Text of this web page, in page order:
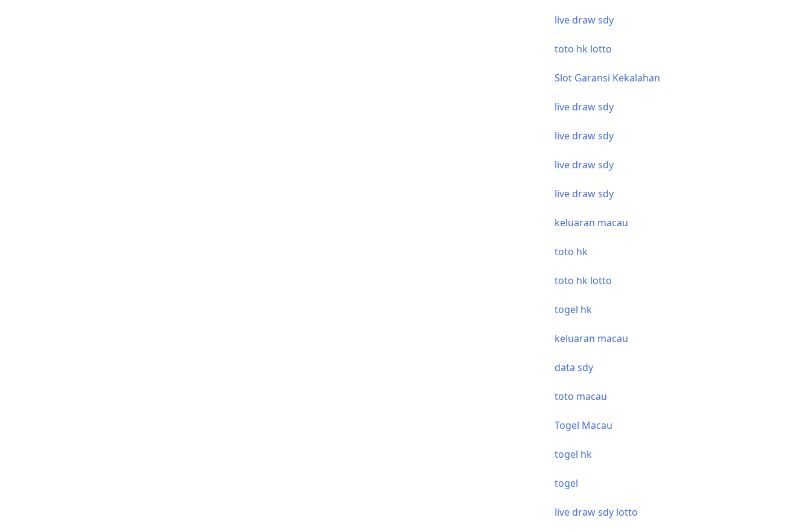
live draw sdy
toto hk lotto
Slot Garansi Kekalahan
live draw sdy
live draw sdy
live draw sdy
live draw sdy
keluaran macau
toto hk
toto hk lotto
togel hk
keluaran macau
data sdy
toto macau
Togel Macau
togel hk
togel
live draw sdy lotto